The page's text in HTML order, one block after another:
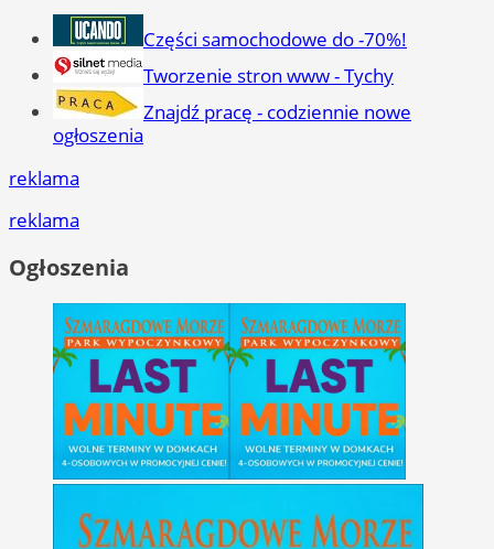
Części samochodowe do -70%!
Tworzenie stron www - Tychy
Znajdź pracę - codziennie nowe
ogłoszenia
reklama
reklama
Ogłoszenia